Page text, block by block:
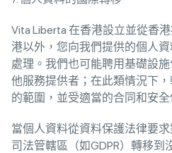
Vita Liberta 在香港設立並從香
港以外，您向我們提供的個人
處理。我們也可能聘用基礎設
他服務提供者；在此類情況下
的範圍，並受適當的合同和安全
當個人資料從資料保護法律要
司法管轄區（如GDPR）轉移